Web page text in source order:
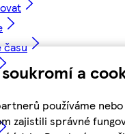
a
používáme
zajistili správné
času